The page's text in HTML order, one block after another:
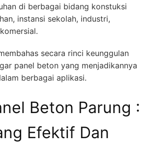
di berbagai bidang konstuksi
instansi sekolah, industri,
secara rinci keunggulan
panel beton yang menjadikannya
berbagai aplikasi.
Beton Parung :
Efektif Dan